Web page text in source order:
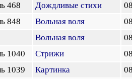
468
Дождливые стихи
848
Вольная воля
Вольная воля
1040
Стрижи
1039
Картинка